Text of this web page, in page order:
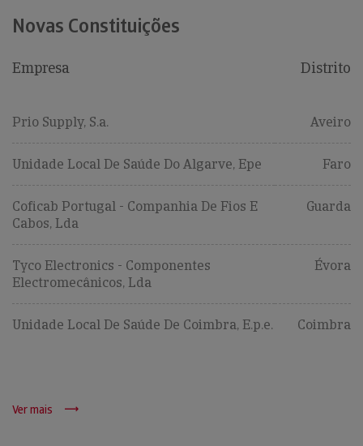
Novas Constituições
Empresa Distrito
Prio Supply, S.a. Aveiro
Unidade Local De Saúde Do Algarve, Epe Faro
Coficab Portugal - Companhia De Fios E
Cabos, Lda
Guarda
Tyco Electronics - Componentes
Electromecânicos, Lda
Évora
Unidade Local De Saúde De Coimbra, E.p.e. Coimbra
Ver mais